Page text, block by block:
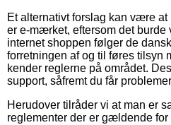
Et alternativt forslag kan være
er e-mærket, eftersom det
internet shoppen følger de
forretningen af og til føres tilsyn
kender reglerne på området.
support, såfremt du får
Herudover tilråder vi at man er
reglementer der er gældende